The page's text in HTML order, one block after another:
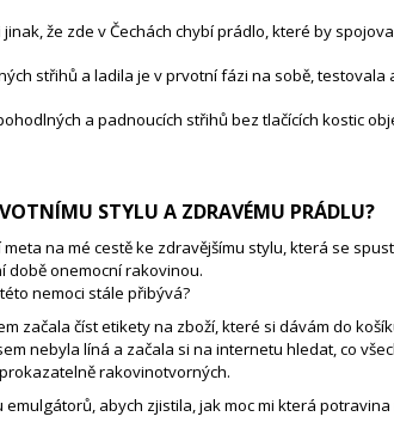
že zde v Čechách chybí prádlo, které by
střihů a ladila je v prvotní fázi na sobě,
a padnoucích střihů bez tlačících kostic
STYLU A ZDRAVÉMU PRÁDLU?
na mé cestě ke zdravějšímu stylu, která se
době onemocní rakovinou.
nemoci stále přibývá?
začala číst etikety na zboží, které si dávám do
nebyla líná a začala si na internetu hledat, co
rakovinotvorných.
abych zjistila, jak moc mi která